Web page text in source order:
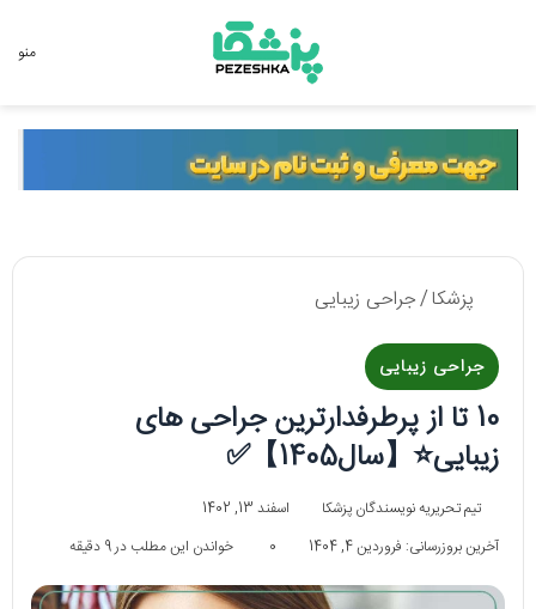
منو
پزشکا/جراحی زیبایی
جراحی زیبایی
10 تا از پرطرفدارترین جراحی های
زیبایی⭐【سال1405】✅
تیم تحریریه نویسندگان پزشکا
اسفند 13, 1402
آخرین بروزرسانی: فروردین 4, 1404
0 خواندن این مطلب در 9 دقیقه